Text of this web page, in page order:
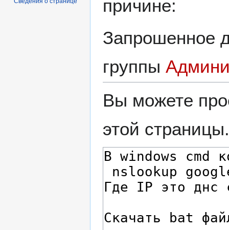
причине:
Запрошенное
группы
Вы можете
этой страницы.